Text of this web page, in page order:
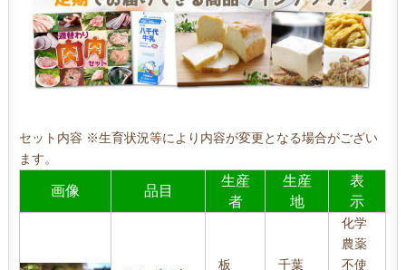
セット内容 ※生育状況等により内容が変更となる場合がござい
ます。
画像 品目
生産
者
生産
地
表
示
板
千葉
化学
農薬
不使